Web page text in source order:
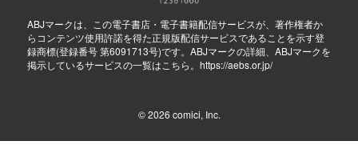
ABJマークは、この電子書店・電子書籍配信サービスが、著作権者か
らコンテンツ使用許諾を得た正規版配信サービスであることを示す登
録商標(登録番号 第6091713号)です。ABJマークの詳細、ABJマークを
掲示しているサービスの一覧はこちら。 https://aebs.or.jp/
© 2026 comici, Inc.